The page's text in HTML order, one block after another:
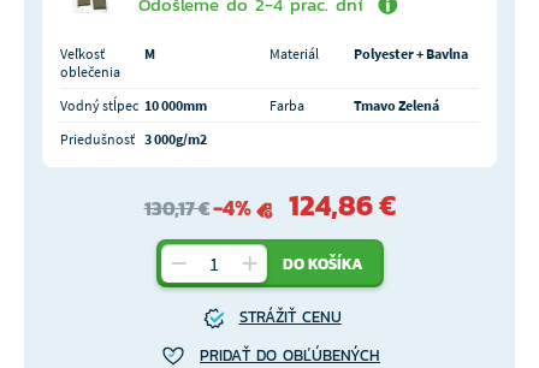
Veľkosť
oblečenia
M Materiál Polyester + Bavlna
Vodný stĺpec 10 000mm Farba
Tmavo Zelená
Priedušnosť 3 000g/m2
130,17 €-4% 124,86 €
DO KOŠÍKA
STRÁŽIŤ CENU
PRIDAŤ DO OBĽÚBENÝCH